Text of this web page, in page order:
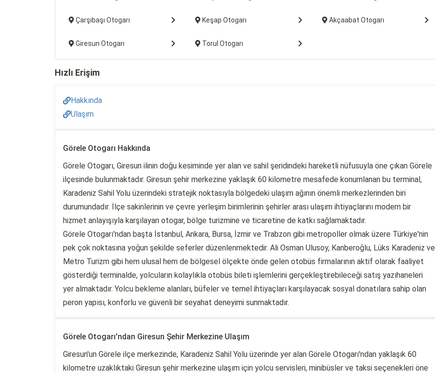
Çarşıbaşı Otogarı Keşap Otogarı Akçaabat Otogarı
Giresun Otogarı Torul Otogarı
Hızlı Erişim
Hakkında
Ulaşım
Görele Otogarı Hakkında
Görele Otogarı, Giresun ilinin doğu kesiminde yer alan ve sahil şeridindeki hareketli nüfusuyla öne çıkan Görele
ilçesinde bulunmaktadır. Giresun şehir merkezine yaklaşık 60 kilometre mesafede konumlanan bu terminal,
Karadeniz Sahil Yolu üzerindeki stratejik noktasıyla bölgedeki ulaşım ağının önemli merkezlerinden biri
durumundadır. İlçe sakinlerinin ve çevre yerleşim birimlerinin şehirler arası ulaşım ihtiyaçlarını modern bir
hizmet anlayışıyla karşılayan otogar, bölge turizmine ve ticaretine de katkı sağlamaktadır.
Görele Otogarı'ndan başta İstanbul, Ankara, Bursa, İzmir ve Trabzon gibi metropoller olmak üzere Türkiye'nin
pek çok noktasına yoğun şekilde seferler düzenlenmektedir. Ali Osman Ulusoy, Kanberoğlu, Lüks Karadeniz ve
Metro Turizm gibi hem ulusal hem de bölgesel ölçekte önde gelen otobüs firmalarının aktif olarak faaliyet
gösterdiği terminalde, yolcuların kolaylıkla otobüs bileti işlemlerini gerçekleştirebileceği satış yazıhaneleri
yer almaktadır. Yolcu bekleme alanları, büfeler ve temel ihtiyaçları karşılayacak sosyal donatılara sahip olan
peron yapısı, konforlu ve güvenli bir seyahat deneyimi sunmaktadır.
Görele Otogarı'ndan Giresun Şehir Merkezine Ulaşım
Giresun'un Görele ilçe merkezinde, Karadeniz Sahil Yolu üzerinde yer alan Görele Otogarı'ndan yaklaşık 60
kilometre uzaklıktaki Giresun şehir merkezine ulaşım için yolcu servisleri, minibüsler ve taksi seçenekleri öne